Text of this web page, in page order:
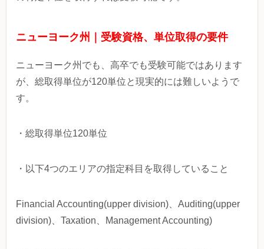
ニューヨーク州｜受験資格、単位取得の要件
ニューヨーク州でも、高卒でも受験可能ではあります
が、総取得単位が120単位と現実的には難しいようで
す。
・総取得単位120単位
・以下4つのエリアの指定科目を取得していること
Financial Accounting(upper division)、Auditing(upper
division)、Taxation、Management Accounting)